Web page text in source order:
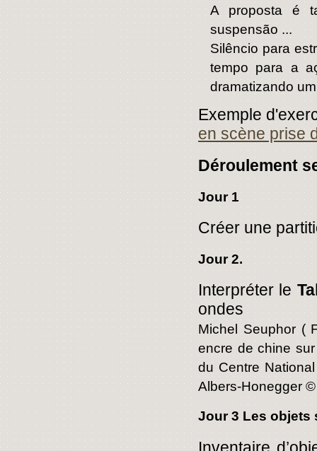
A proposta é
suspensão ...
Silêncio para
tempo para a
dramatizando
Exemple
en scène prise
Déroulement
Jour 1
Créer une
Jour 2.
Interpréter le
ondes
Michel Seuphor (
encre de chine
du Centre
Albers-Honegger
Jour 3 Les objets
Inventaire